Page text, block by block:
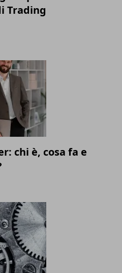
Trading
chi è, cosa fa e